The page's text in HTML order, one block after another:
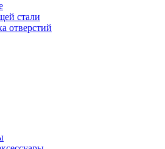
стали
отверстий